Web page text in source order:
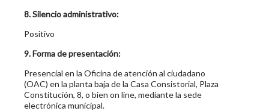
8. Silencio administrativo:
Positivo
9. Forma de presentación:
Presencial en la Oficina de atención al ciudadano
(OAC) en la planta baja de la Casa Consistorial, Plaza
Constitución, 8, o bien on line, mediante la sede
electrónica municipal.